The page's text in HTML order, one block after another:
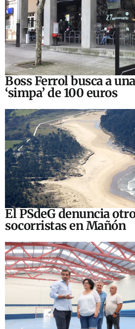
Boss Ferrol busca a
‘simpa’ de 100 euros
El PSdeG denuncia
socorristas en Mañón